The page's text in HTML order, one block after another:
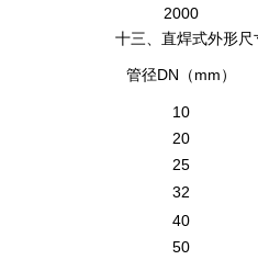
2000
十三、直焊式外形
管径DN （ mm ）
10
20
25
32
40
50